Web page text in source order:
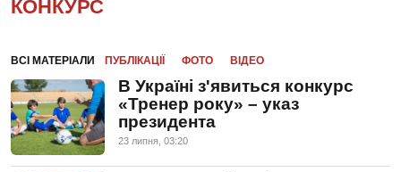
КОНКУРС
ВСІ МАТЕРІАЛИ ПУБЛІКАЦІЇ ФОТО ВІДЕО
В Україні з'явиться конкурс
«Тренер року» – указ
президента
23 липня, 03:20